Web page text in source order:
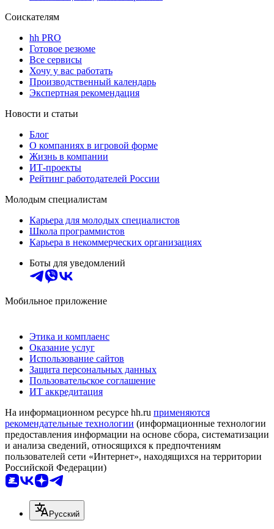
Соискателям
hh PRO
Готовое резюме
Все сервисы
Хочу у вас работать
Производственный календарь
Экспертная рекомендация
Новости и статьи
Блог
О компаниях в игровой форме
Жизнь в компании
ИТ-проекты
Рейтинг работодателей России
Молодым специалистам
Карьера для молодых специалистов
Школа программистов
Карьера в некоммерческих организациях
Боты для уведомлений
Мобильное приложение
Этика и комплаенс
Оказание услуг
Использование сайтов
Защита персональных данных
Пользовательское соглашение
ИТ аккредитация
На информационном ресурсе hh.ru применяются
рекомендательные технологии (информационные технологии
предоставления информации на основе сбора, систематизации
и анализа сведений, относящихся к предпочтениям
пользователей сети «Интернет», находящихся на территории
Российской Федерации)
Русский